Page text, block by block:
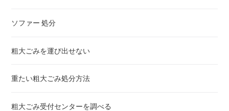
ソファー 処分
粗大ごみを運び出せない
重たい粗大ごみ処分方法
粗大ごみ受付センターを調べる